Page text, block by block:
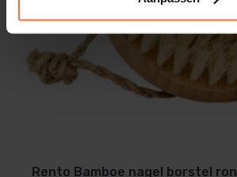
Drogen:
Niet in de droger, maar
drogen om de vorm te
Rento Bamboe nagel borstel